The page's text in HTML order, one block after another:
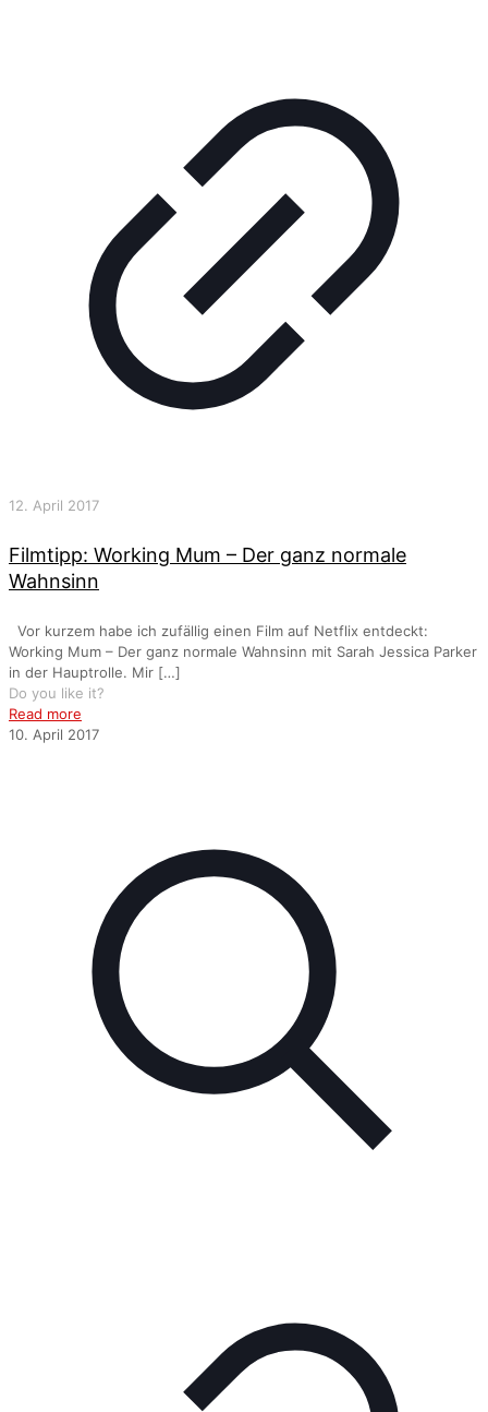
12. April 2017
Filmtipp: Working Mum – Der ganz normale
Wahnsinn
Vor kurzem habe ich zufällig einen Film auf Netflix entdeckt:
Working Mum – Der ganz normale Wahnsinn mit Sarah Jessica Parker
in der Hauptrolle. Mir […]
Do you like it?
Read more
10. April 2017